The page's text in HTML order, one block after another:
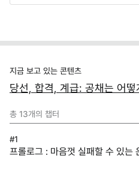
지금 보고 있는 콘텐츠
당선, 합격, 계급: 공채는 어
총 13개의 챕터
#1
프롤로그 : 마음껏 실패할 수 있는